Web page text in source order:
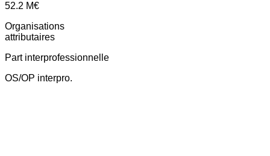
52.2 M€
Organisations
attributaires
Part interprofessionnelle
OS/OP interpro.